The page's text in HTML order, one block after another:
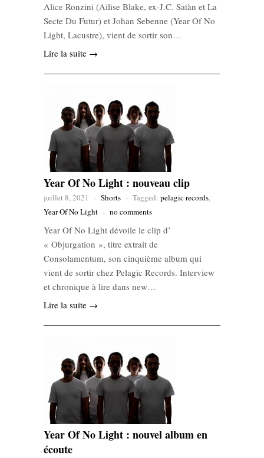
Alice Ronzini (Ailise Blake, ex-J.C. Satàn et La
Secte Du Futur) et Johan Sebenne (Year Of No
Light, Lacustre), vient de sortir son…
Lire la suite →
Year Of No Light : nouveau clip
juillet 8, 2021 - Shorts - Tagged: pelagic records,
Year Of No Light - no comments
Year Of No Light dévoile le clip d’
« Objurgation », titre extrait de
Consolamentum, son cinquième album qui
vient de sortir chez Pelagic Records. Interview
et chronique à lire dans new…
Lire la suite →
Year Of No Light : nouvel album en
écoute